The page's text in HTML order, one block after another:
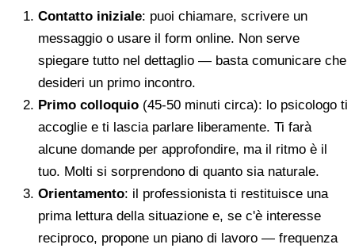
Contatto iniziale: puoi chiamare, scrivere un
messaggio o usare il form online. Non serve
spiegare tutto nel dettaglio — basta comunicare che
desideri un primo incontro.
Primo colloquio (45-50 minuti circa): lo psicologo ti
accoglie e ti lascia parlare liberamente. Ti farà
alcune domande per approfondire, ma il ritmo è il
tuo. Molti si sorprendono di quanto sia naturale.
Orientamento: il professionista ti restituisce una
prima lettura della situazione e, se c'è interesse
reciproco, propone un piano di lavoro — frequenza